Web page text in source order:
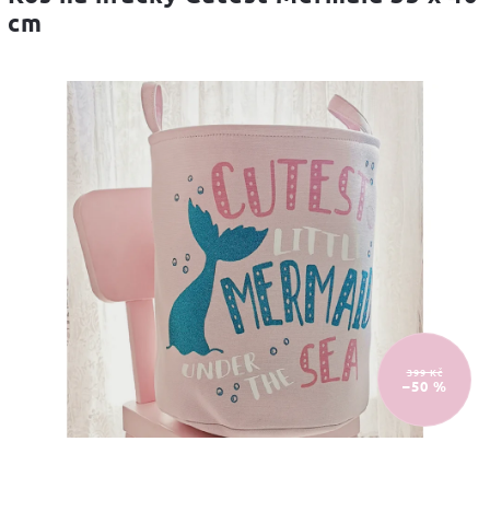
cm
399 Kč
–50 %